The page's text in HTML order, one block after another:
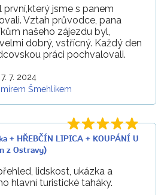
jsme s panem
Vztah průvodce, pana
našeho zájezdu byl,
dobrý, vstřícný. Každý den
práci pochvalovali.
7. 7. 2024
Šmehlíkem
+ HŘEBČÍN LIPICA + KOUPÁNÍ U
z Ostravy)
lidskost, ukázka a
hlavní turistické taháky.